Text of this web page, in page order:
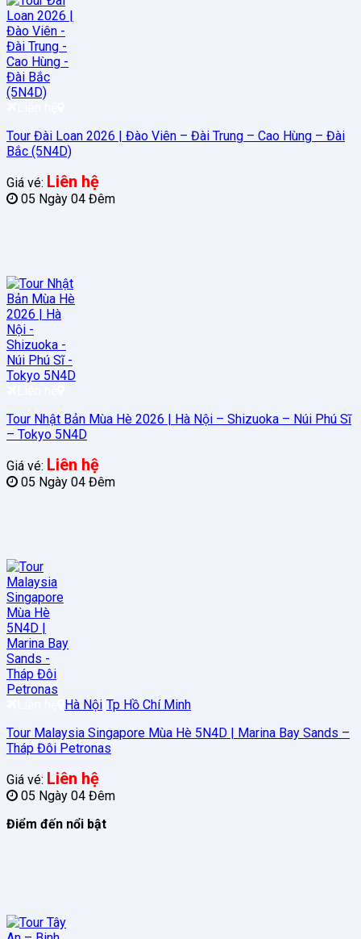
Tour Đài Loan 2026 | Đào Viên – Đài Trung – Cao Hùng – Đài
Bắc (5N4D)
Giá vé: Liên hệ
05 Ngày 04 Đêm
Tour Nhật Bản Mùa Hè 2026 | Hà Nội – Shizuoka – Núi Phú Sĩ
– Tokyo 5N4D
Giá vé: Liên hệ
05 Ngày 04 Đêm
Hà Nội Tp Hồ Chí Minh
Tour Malaysia Singapore Mùa Hè 5N4D | Marina Bay Sands –
Tháp Đôi Petronas
Giá vé: Liên hệ
05 Ngày 04 Đêm
Điểm đến nổi bật